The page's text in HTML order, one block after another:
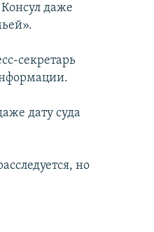
даже
секретарь
дату суда
но